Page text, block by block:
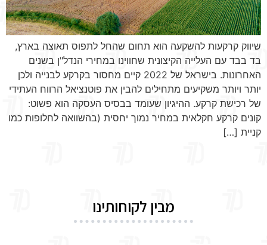
שיווק קרקעות להשקעה הוא תחום שהחל לתפוס תאוצה בארץ,
בד בבד עם העלייה הקיצונית שחווינו במחירי הנדל"ן בשנים
האחרונות. בישראל של 2022 קיים מחסור בקרקע לבנייה ולכן
יותר ויותר משקיעים מתחילים להבין את פוטנציאל הרווח העתידי
של רכישת קרקע. ההיגיון שעומד בבסיס העסקה הוא פשוט:
קונים קרקע חקלאית במחיר נמוך יחסית (בהשוואה לחלופות כמו
קניית […]
מבין לקוחותינו